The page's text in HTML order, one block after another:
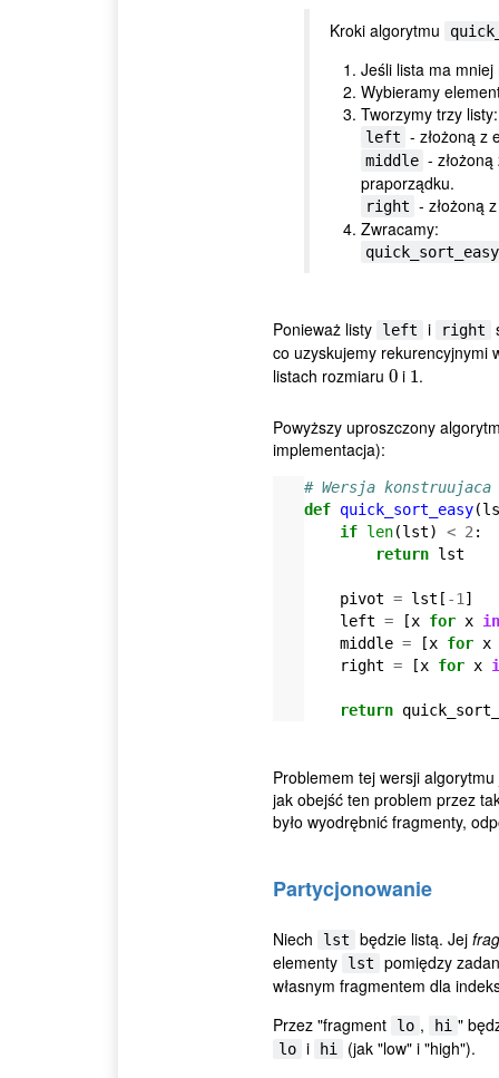
Kroki algorytmu
Jeśli lista ma
Wybieramy
Tworzymy trzy listy:
left - złożoną z
middle -
praporządku.
right - złożoną
Zwracamy:
Ponieważ listy left i right
co uzyskujemy rekurencyjnymi
listach rozmiaru 0
0i 1
1.
Powyższy uproszczony
implementacja):
# Wersja
def quick_sort_easy(
if len(lst) < 2:
return lst
pivot = lst [ -1]
left = [x for x in
middle = [x for x
right = [x for x
return
Problemem tej wersji
jak obejść ten problem przez
było wyodrębnić fragmenty,
Partycjonowanie
Niech lst będzie listą. Jej
elementy
lst
pomiędzy
własnym fragmentem dla
Przez "fragment
lo , hi "
lo i hi (jak "low" i "high").